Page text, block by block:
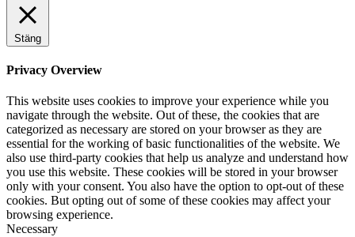
Stäng
Privacy Overview
This website uses cookies to improve your experience while you
navigate through the website. Out of these, the cookies that are
categorized as necessary are stored on your browser as they are
essential for the working of basic functionalities of the website. We
also use third-party cookies that help us analyze and understand how
you use this website. These cookies will be stored in your browser
only with your consent. You also have the option to opt-out of these
cookies. But opting out of some of these cookies may affect your
browsing experience.
Necessary